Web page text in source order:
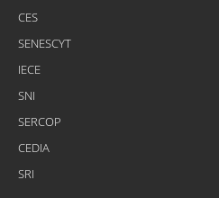
CES
SENESCYT
IECE
SNI
SERCOP
CEDIA
SRI